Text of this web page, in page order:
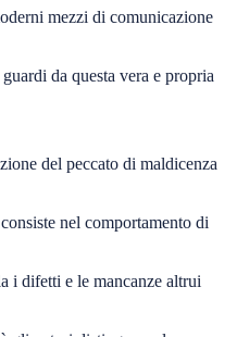
mezzi di comunicazione
da questa vera e propria
del peccato di maldicenza
nel comportamento di
i difetti e le mancanze altrui